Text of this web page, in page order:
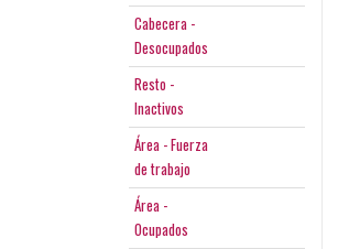
Cabecera -
Desocupados
Resto -
Inactivos
Área - Fuerza
de trabajo
Área -
Ocupados